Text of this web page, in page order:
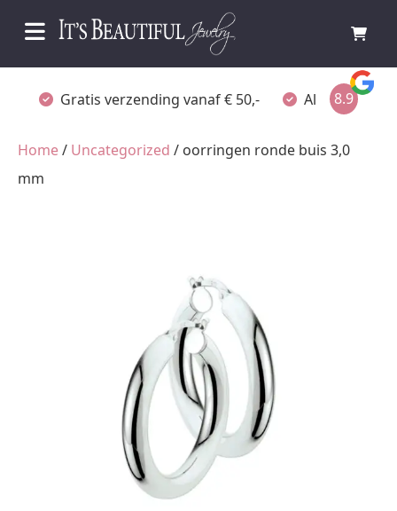
Gratis verzending vanaf € 50,- Altijd verpakt
8.9
Home/ Uncategorized / oorringen ronde buis 3,0
mm